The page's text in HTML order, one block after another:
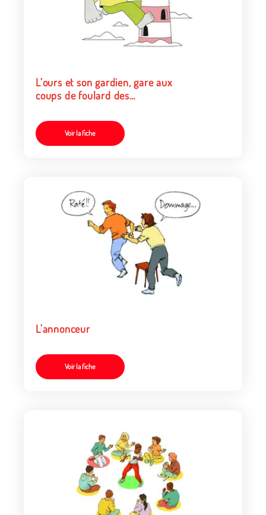
L’ours et son gardien, gare aux
coups de foulard des
Voir la fiche
L'annonceur
Voir la fiche